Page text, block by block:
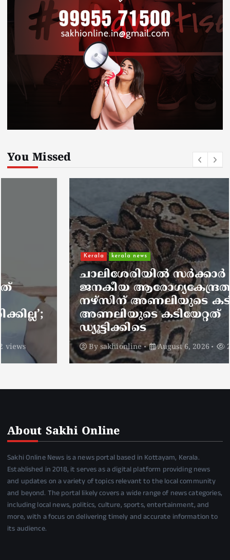
You Missed
kerala news
ചാലിശേരിയില്‍ സര്‍ക്കാര്‍
ജനകീയ ആരോഗ്യകേന്ദ്രത്തില്‍
നഴ്സിന് അണലിയുടെ കടിയേറ്റു;
അണലിയുടെ കടിയേറ്റത്
ഡ്യൂട്ടിക്കിടെ
By sakhionline August 6, 2026 2 views
About Sakhi Online
Sakhi Online News is a news portal based in Kottayam, Kerala.
Established in 2018, it serves as a digital platform providing news
and updates on a variety of topics relevant to the local community
and beyond. The portal likely covers a wide range of news categories,
including local news, politics, culture, sports, entertainment, and
more, with a focus on delivering timely and accurate information to
its audience.